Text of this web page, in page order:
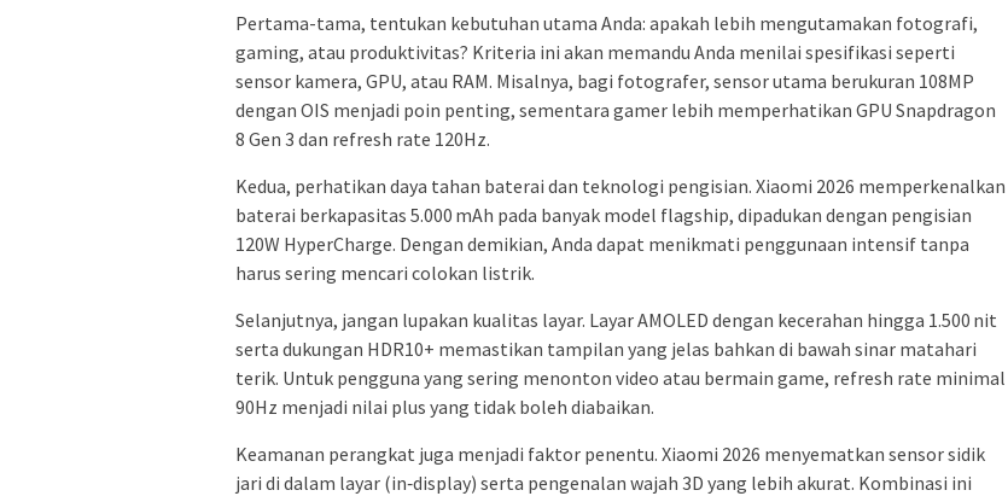
Pertama-tama, tentukan kebutuhan utama Anda: apakah lebih mengutamakan fotografi,
gaming, atau produktivitas? Kriteria ini akan memandu Anda menilai spesifikasi seperti
sensor kamera, GPU, atau RAM. Misalnya, bagi fotografer, sensor utama berukuran 108MP
dengan OIS menjadi poin penting, sementara gamer lebih memperhatikan GPU Snapdragon
8 Gen 3 dan refresh rate 120Hz.
Kedua, perhatikan daya tahan baterai dan teknologi pengisian. Xiaomi 2026 memperkenalkan
baterai berkapasitas 5.000 mAh pada banyak model flagship, dipadukan dengan pengisian
120W HyperCharge. Dengan demikian, Anda dapat menikmati penggunaan intensif tanpa
harus sering mencari colokan listrik.
Selanjutnya, jangan lupakan kualitas layar. Layar AMOLED dengan kecerahan hingga 1.500 nit
serta dukungan HDR10+ memastikan tampilan yang jelas bahkan di bawah sinar matahari
terik. Untuk pengguna yang sering menonton video atau bermain game, refresh rate minimal
90Hz menjadi nilai plus yang tidak boleh diabaikan.
Keamanan perangkat juga menjadi faktor penentu. Xiaomi 2026 menyematkan sensor sidik
jari di dalam layar (in‑display) serta pengenalan wajah 3D yang lebih akurat. Kombinasi ini